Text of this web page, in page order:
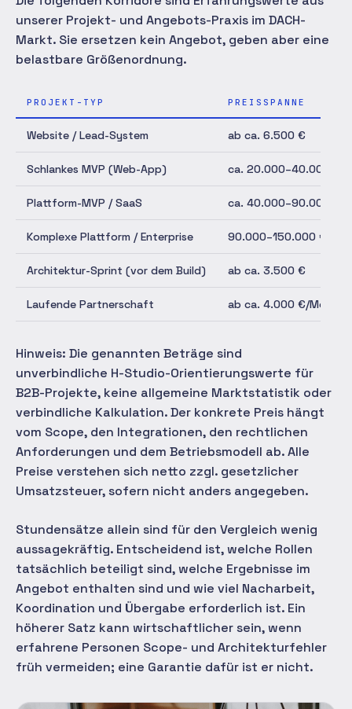
unserer Projekt- und Angebots-Praxis im DACH-
Markt. Sie ersetzen kein Angebot, geben aber eine
belastbare Größenordnung.
PROJEKT-TYP PREISSPANNE
Website / Lead-System ab ca. 6.500 €
Schlankes MVP (Web-App) ca. 20.000–40.000 €
Plattform-MVP / SaaS ca. 40.000–90.000 €
Komplexe Plattform / Enterprise 90.000–150.000 €+
Architektur-Sprint (vor dem Build) ab ca. 3.500 €
Laufende Partnerschaft ab ca. 4.000 €/Monat
Hinweis: Die genannten Beträge sind
unverbindliche H-Studio-Orientierungswerte für
B2B-Projekte, keine allgemeine Marktstatistik oder
verbindliche Kalkulation. Der konkrete Preis hängt
vom Scope, den Integrationen, den rechtlichen
Anforderungen und dem Betriebsmodell ab. Alle
Preise verstehen sich netto zzgl. gesetzlicher
Umsatzsteuer, sofern nicht anders angegeben.
Stundensätze allein sind für den Vergleich wenig
aussagekräftig. Entscheidend ist, welche Rollen
tatsächlich beteiligt sind, welche Ergebnisse im
Angebot enthalten sind und wie viel Nacharbeit,
Koordination und Übergabe erforderlich ist. Ein
höherer Satz kann wirtschaftlicher sein, wenn
erfahrene Personen Scope- und Architekturfehler
früh vermeiden; eine Garantie dafür ist er nicht.